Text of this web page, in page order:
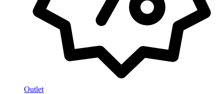
Outlet